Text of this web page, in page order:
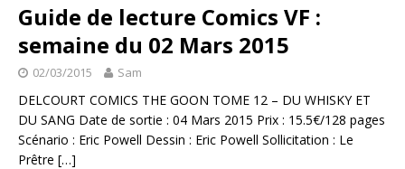
Guide de lecture Comics VF :
semaine du 02 Mars 2015
02/03/2015 Sam
DELCOURT COMICS THE GOON TOME 12 – DU WHISKY ET
DU SANG Date de sortie : 04 Mars 2015 Prix : 15.5€/128 pages
Scénario : Eric Powell Dessin : Eric Powell Sollicitation : Le
Prêtre […]